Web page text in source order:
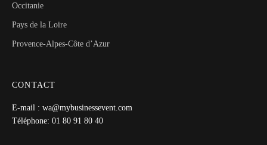
Occitanie
Pays de la Loire
Provence-Alpes-Côte d’Azur
CONTACT
E-mail : wa@mybusinessevent.com
Téléphone: 01 80 91 80 40